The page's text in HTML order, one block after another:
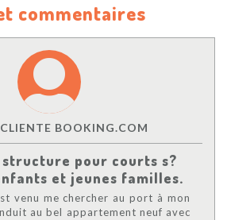
commentaires
BOOKING.COM
pour courts s?
et jeunes familles.
venu me chercher au port à mon
au bel appartement neuf avec